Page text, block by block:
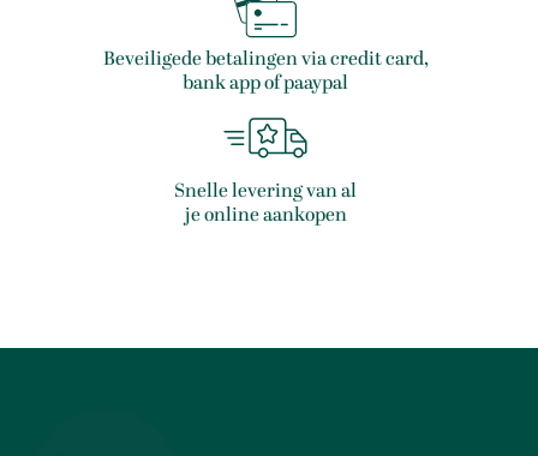
Beveiligede betalingen via credit card,
bank app of paaypal
Snelle levering van al
je online aankopen